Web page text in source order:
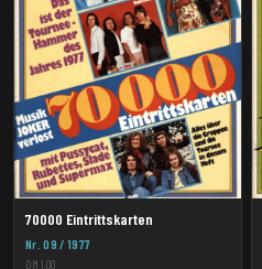
70000 Eintrittskarten
Nr. 09 / 1977
DM 1,00